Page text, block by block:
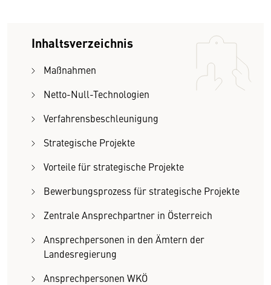
Inhaltsverzeichnis
Maßnahmen
Netto-Null-Technologien
Verfahrensbeschleunigung
Strategische Projekte
Vorteile für strategische Projekte
Bewerbungsprozess für strategische Projekte
Zentrale Ansprechpartner in Österreich
Ansprechpersonen in den Ämtern der
Landesregierung
Ansprechpersonen WKÖ